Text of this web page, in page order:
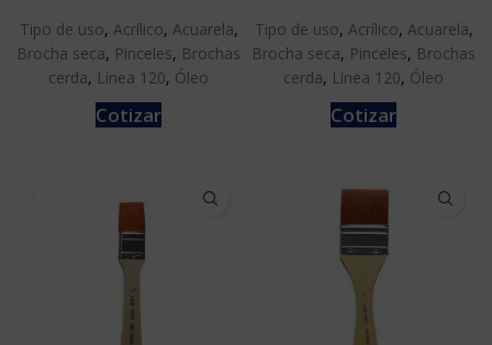
Tipo de uso, Acrílico, Acuarela,
Brocha seca, Pinceles, Brochas
cerda, Línea 120, Óleo
Cotizar
Tipo de uso, Acrílico, Acuarela,
Brocha seca, Pinceles, Brochas
cerda, Línea 120, Óleo
Cotizar